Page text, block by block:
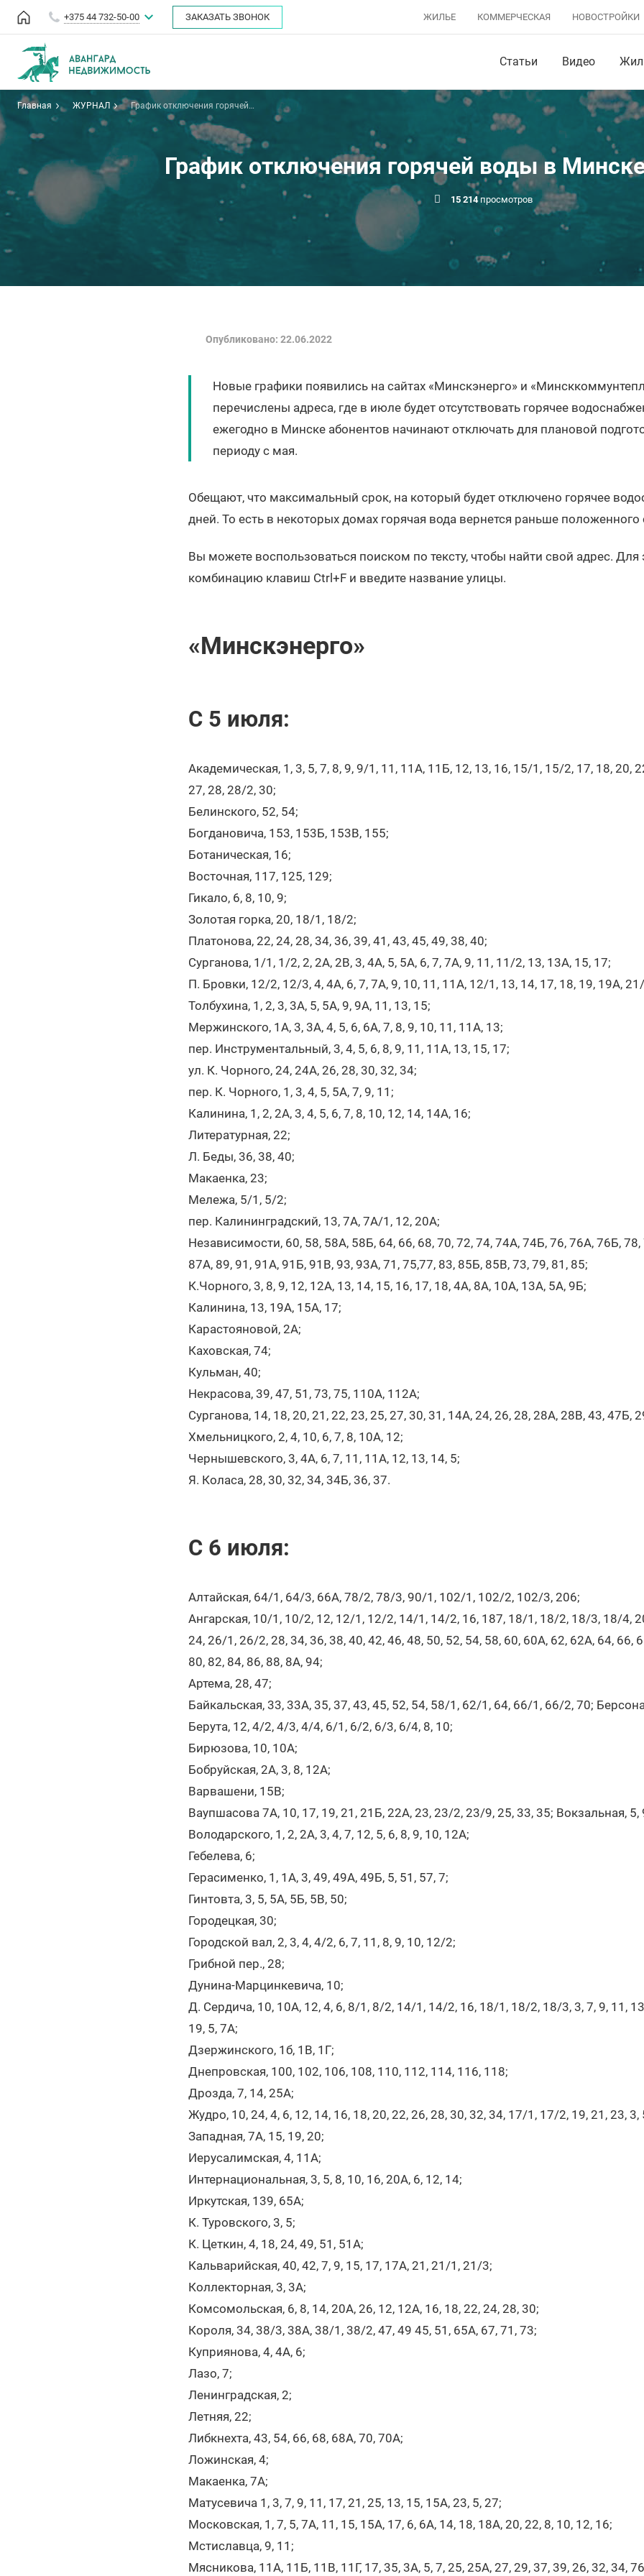
+375 44 732-50-00 ЗАКАЗАТЬ ЗВОНОК ЖИЛЬЕ КОММЕРЧЕСКАЯ НОВОСТРОЙКИ
Статьи Видео
Главная ЖУРНАЛ
График отключения горячей
воды в Минске - июль 2022 г.
График отключения горячей воды в
15 214просмотров
Опубликовано: 22.06.2022
Новые графики появились на сайтах «Минскэнерго» и
перечислены адреса, где в июле будет отсутствовать горячее
ежегодно в Минске абонентов начинают отключать для плановой
периоду с мая.
Обещают, что максимальный срок, на который будет отключено горячее
дней. То есть в некоторых домах горячая вода вернется раньше положенного
Вы можете воспользоваться поиском по тексту, чтобы найти свой адрес. Для
комбинацию клавиш Ctrl+F и введите название улицы.
«Минскэнерго»
С 5 июля:
Академическая, 1, 3, 5, 7, 8, 9, 9/1, 11, 11А, 11Б, 12, 13, 16, 15/1, 15/2, 17, 18, 20,
27, 28, 28/2, 30;
Белинского, 52, 54;
Богдановича, 153, 153Б, 153В, 155;
Ботаническая, 16;
Восточная, 117, 125, 129;
Гикало, 6, 8, 10, 9;
Золотая горка, 20, 18/1, 18/2;
Платонова, 22, 24, 28, 34, 36, 39, 41, 43, 45, 49, 38, 40;
Сурганова, 1/1, 1/2, 2, 2А, 2В, 3, 4А, 5, 5А, 6, 7, 7А, 9, 11, 11/2, 13, 13А, 15, 17;
П. Бровки, 12/2, 12/3, 4, 4А, 6, 7, 7А, 9, 10, 11, 11А, 12/1, 13, 14, 17, 18, 19, 19А,
Толбухина, 1, 2, 3, 3А, 5, 5А, 9, 9А, 11, 13, 15;
Мержинского, 1А, 3, 3А, 4, 5, 6, 6А, 7, 8, 9, 10, 11, 11А, 13;
пер. Инструментальный, 3, 4, 5, 6, 8, 9, 11, 11А, 13, 15, 17;
ул. К. Чорного, 24, 24А, 26, 28, 30, 32, 34;
пер. К. Чорного, 1, 3, 4, 5, 5А, 7, 9, 11;
Калинина, 1, 2, 2А, 3, 4, 5, 6, 7, 8, 10, 12, 14, 14А, 16;
Литературная, 22;
Л. Беды, 36, 38, 40;
Макаенка, 23;
Мележа, 5/1, 5/2;
пер. Калининградский, 13, 7А, 7А/1, 12, 20А;
Независимости, 60, 58, 58А, 58Б, 64, 66, 68, 70, 72, 74, 74А, 74Б, 76, 76А, 76Б,
87А, 89, 91, 91А, 91Б, 91В, 93, 93А, 71, 75,77, 83, 85Б, 85В, 73, 79, 81, 85;
К.Чорного, 3, 8, 9, 12, 12А, 13, 14, 15, 16, 17, 18, 4А, 8А, 10А, 13А, 5А, 9Б;
Калинина, 13, 19А, 15А, 17;
Карастояновой, 2А;
Каховская, 74;
Кульман, 40;
Некрасова, 39, 47, 51, 73, 75, 110А, 112А;
Сурганова, 14, 18, 20, 21, 22, 23, 25, 27, 30, 31, 14А, 24, 26, 28, 28А, 28В, 43, 47Б,
Хмельницкого, 2, 4, 10, 6, 7, 8, 10А, 12;
Чернышевского, 3, 4А, 6, 7, 11, 11А, 12, 13, 14, 5;
Я. Коласа, 28, 30, 32, 34, 34Б, 36, 37.
С 6 июля:
Алтайская, 64/1, 64/3, 66А, 78/2, 78/3, 90/1, 102/1, 102/2, 102/3, 206;
Ангарская, 10/1, 10/2, 12, 12/1, 12/2, 14/1, 14/2, 16, 187, 18/1, 18/2, 18/3, 18/4,
24, 26/1, 26/2, 28, 34, 36, 38, 40, 42, 46, 48, 50, 52, 54, 58, 60, 60А, 62, 62А, 64, 66,
80, 82, 84, 86, 88, 8А, 94;
Артема, 28, 47;
Байкальская, 33, 33А, 35, 37, 43, 45, 52, 54, 58/1, 62/1, 64, 66/1, 66/2, 70;
Берута, 12, 4/2, 4/3, 4/4, 6/1, 6/2, 6/3, 6/4, 8, 10;
Бирюзова, 10, 10А;
Бобруйская, 2А, 3, 8, 12А;
Варвашени, 15В;
Ваупшасова 7А, 10, 17, 19, 21, 21Б, 22А, 23, 23/2, 23/9, 25, 33, 35; Вокзальная,
Володарского, 1, 2, 2А, 3, 4, 7, 12, 5, 6, 8, 9, 10, 12А;
Гебелева, 6;
Герасименко, 1, 1А, 3, 49, 49А, 49Б, 5, 51, 57, 7;
Гинтовта, 3, 5, 5А, 5Б, 5В, 50;
Городецкая, 30;
Городской вал, 2, 3, 4, 4/2, 6, 7, 11, 8, 9, 10, 12/2;
Грибной пер., 28;
Дунина-Марцинкевича, 10;
Д. Сердича, 10, 10А, 12, 4, 6, 8/1, 8/2, 14/1, 14/2, 16, 18/1, 18/2, 18/3, 3, 7, 9, 11,
19, 5, 7А;
Дзержинского, 1б, 1В, 1Г;
Днепровская, 100, 102, 106, 108, 110, 112, 114, 116, 118;
Дрозда, 7, 14, 25А;
Жудро, 10, 24, 4, 6, 12, 14, 16, 18, 20, 22, 26, 28, 30, 32, 34, 17/1, 17/2, 19, 21, 23, 3,
Западная, 7А, 15, 19, 20;
Иерусалимская, 4, 11А;
Интернациональная, 3, 5, 8, 10, 16, 20А, 6, 12, 14;
Иркутская, 139, 65А;
К. Туровского, 3, 5;
К. Цеткин, 4, 18, 24, 49, 51, 51А;
Кальварийская, 40, 42, 7, 9, 15, 17, 17А, 21, 21/1, 21/3;
Коллекторная, 3, 3А;
Комсомольская, 6, 8, 14, 20А, 26, 12, 12А, 16, 18, 22, 24, 28, 30;
Короля, 34, 38/3, 38А, 38/1, 38/2, 47, 49 45, 51, 65А, 67, 71, 73;
Куприянова, 4, 4А, 6;
Лазо, 7;
Ленинградская, 2;
Летняя, 22;
Либкнехта, 43, 54, 66, 68, 68А, 70, 70А;
Ложинская, 4;
Макаенка, 7А;
Матусевича 1, 3, 7, 9, 11, 17, 21, 25, 13, 15, 15А, 23, 5, 27;
Московская, 1, 7, 5, 7А, 11, 15, 15А, 17, 6, 6А, 14, 18, 18А, 20, 22, 8, 10, 12, 16;
Мстиславца, 9, 11;
Мясникова, 11А, 11Б, 11В, 11Г, 17, 35, 3А, 5, 7, 25, 25А, 27, 29, 37, 39, 26, 32, 34,